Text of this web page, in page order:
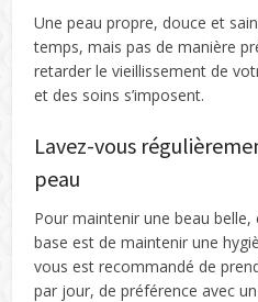
Une peau propre, douce et
temps, mais pas de manière
retarder le vieillissement de
et des soins s’imposent.
Lavez-vous
peau
Pour maintenir une beau
base est de maintenir une
vous est recommandé de
par jour, de préférence avec